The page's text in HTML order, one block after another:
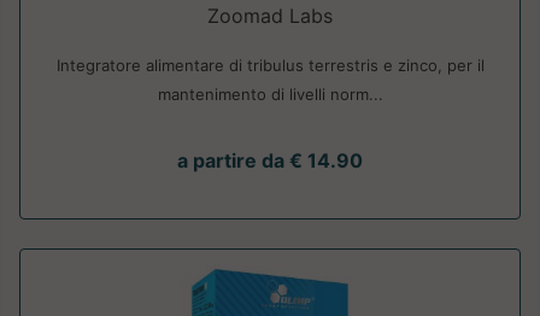
Zoomad Labs
Integratore alimentare di tribulus terrestris e zinco, per il
mantenimento di livelli norm...
a partire da € 14.90